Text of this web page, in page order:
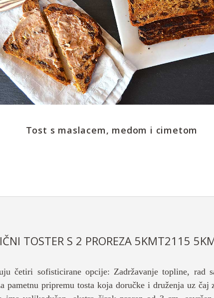
Tost s maslacem, medom i cimetom
TOSTER S 2 PROREZA 5KMT2115
četiri sofisticirane opcije: Zadržavanje topline, rad
pametnu pripremu tosta koja doručke i druženja uz čaj